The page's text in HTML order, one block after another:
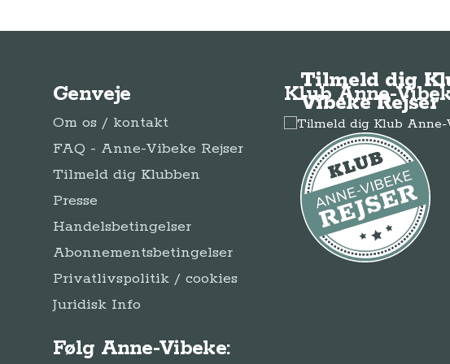
Genveje
Om os / kontakt
FAQ - Anne-Vibeke Rejser
Tilmeld dig Klubben
Presse
Handelsbetingelser
Abonnementsbetingelser
Privatlivspolitik / cookies
Juridisk Info
Følg Anne-Vibeke:
Klub Anne-
Tilmeld dig
Vibeke Rejser